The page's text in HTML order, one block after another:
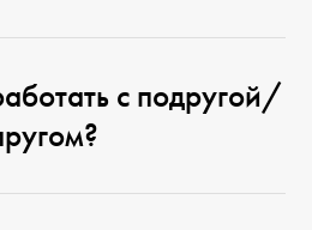
с подругой/